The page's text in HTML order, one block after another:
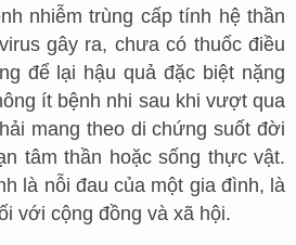
nhiễm trùng cấp tính hệ thần
gây ra, chưa có thuốc điều
để lại hậu quả đặc biệt nặng
ít bệnh nhi sau khi vượt qua
mang theo di chứng suốt đời
tâm thần hoặc sống thực vật.
là nỗi đau của một gia đình, là
với cộng đồng và xã hội.